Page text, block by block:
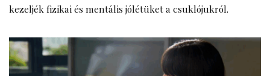
kezeljék fizikai és mentális jólétüket a csuklójukról.